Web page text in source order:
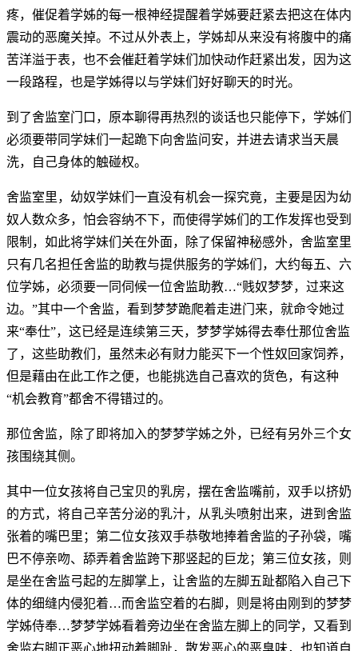
疼，催促着学姊的每一根神经提醒着学姊要赶紧去把这在体内
震动的恶魔关掉。不过从外表上，学姊却从来没有将腹中的痛
苦洋溢于表，也不会催赶着学妹们加快动作赶紧出发，因为这
一段路程，也是学姊得以与学妹们好好聊天的时光。
到了舍监室门口，原本聊得再热烈的谈话也只能停下，学姊们
必须要带同学妹们一起跪下向舍监问安，并进去请求当天晨
洗，自己身体的触碰权。
舍监室里，幼奴学妹们一直没有机会一探究竟，主要是因为幼
奴人数众多，怕会容纳不下，而使得学姊们的工作发挥也受到
限制，如此将学妹们关在外面，除了保留神秘感外，舍监室里
只有几名担任舍监的助教与提供服务的学姊们，大约每五、六
位学姊，必须要一同伺候一位舍监助教…“贱奴梦梦，过来这
边。”其中一个舍监，看到梦梦跪爬着走进门来，就命令她过
来“奉仕”，这已经是连续第三天，梦梦学姊得去奉仕那位舍监
了，这些助教们，虽然未必有财力能买下一个性奴回家饲养，
但是藉由在此工作之便，也能挑选自己喜欢的货色，有这种
“机会教育”都舍不得错过的。
那位舍监，除了即将加入的梦梦学姊之外，已经有另外三个女
孩围绕其侧。
其中一位女孩将自己宝贝的乳房，摆在舍监嘴前，双手以挤奶
的方式，将自己辛苦分泌的乳汁，从乳头喷射出来，进到舍监
张着的嘴巴里；第二位女孩双手恭敬地捧着舍监的子孙袋，嘴
巴不停亲吻、舔弄着舍监跨下那竖起的巨龙；第三位女孩，则
是坐在舍监弓起的左脚掌上，让舍监的左脚五趾都陷入自己下
体的细缝内侵犯着…而舍监空着的右脚，则是将由刚到的梦梦
学姊侍奉…梦梦学姊看着旁边坐在舍监左脚上的同学，又看到
舍监右脚正恶心地扭动着脚趾，散发恶心的恶臭味，也知道自